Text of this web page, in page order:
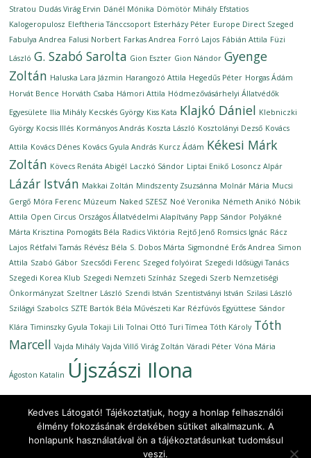
Stratou Dudás Virág Ervin Dánél Mónika Dömötör Mihály Efstatios
Kalogeropulosz Eleftheria Tánccsoport Esterházy Péter Europe Direct Szeged
Fabulya Andrea Falusi Norbert Farkas Andrea Forró Lajos Fábián Attila Füzi
László G. Szabó Sarolta Gion Eszter Gion Nándor Gyenge
Zoltán Haluska Lara Jázmin Harangozó Attila Hegedűs Péter Horgas Ádám
Horvát Bence Horváth Csaba Hámori Attila Hódmezővásárhelyi Állatvédők
Egyesülete Ilia Mihály Kecskés György Kiss Kata Klajkó Dániel Klebniczki
György Kocsis Illés Kormányos András Koszta László Kosztolányi Dezső Kovács
Attila Kovács Dénes Kovács Gyula András Kurcz Ádám Kékesi Márk
Zoltán Kövecs Renáta Abigél Laczkó Sándor Liptai Enikő Losoncz Alpár
Lázár István Makkai Zoltán Mindszenty Zsuzsánna Molnár Mária Mucsi
Gergő Móra Ferenc Múzeum Naked SZESZ Noé Veronika Németh Anikó Nóbik
Attila Open Circus Országos Állatvédelmi Alapítvány Papp Sándor Polyákné
Márta Krisztina Pomogáts Béla Radics Viktória Rejtő Jenő Romsics Ignác Rácz
Lajos Rétfalvi Tamás Révész Béla S. Dobos Márta Sigmondné Erős Andrea Simon
Attila Szabó Gábor Szecsődi Ferenc Szeged folyóirat Szegedi Idősügyi Tanács
Szegedi Korea Klub Szegedi Nemzeti Színház Szegedi Szerb Nemzetiségi
Önkormányzat Szeltner László Szendi István Szentistványi István Szilasi László
Szilágyi Szabolcs SZTE Bartók Béla Művészeti Kar Rézfúvós Együttese Sándor
Klára Timinszky Gyula Tokaji Lili Tolnai Ottó Turi Tímea Tóth Károly Tóth
Marcell Vajda Mihály Vajda Villő Virág Zoltán Váradi Péter Vóna Mária
Ágoston Katalin Újszászi Ilona
Copyright © 2026Ünnepi Könyvhét Szeged, 2020. szeptember
Kedves Látogató! Tájékoztatjuk, hogy a honlap felhasználói
élmény fokozásának érdekében sütiket alkalmazunk. A
honlapunk használatával ön a tájékoztatásunkat tudomásul
veszi.